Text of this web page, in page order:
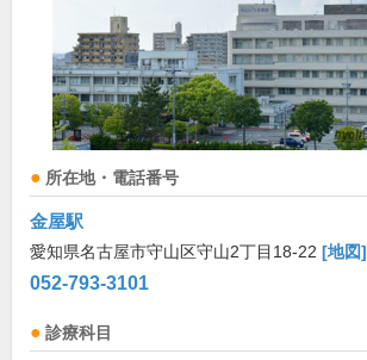
所在地・電話番号
金屋駅
愛知県名古屋市守山区守山2丁目18-22 [地図]
052-793-3101
診療科目